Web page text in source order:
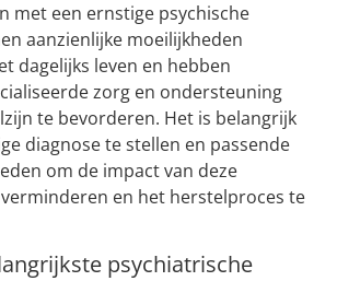
met een ernstige psychische
aanzienlijke moeilijkheden
dagelijks leven en hebben
zorg en ondersteuning
te bevorderen. Het is belangrijk
diagnose te stellen en passende
om de impact van deze
en het herstelproces te
psychiatrische